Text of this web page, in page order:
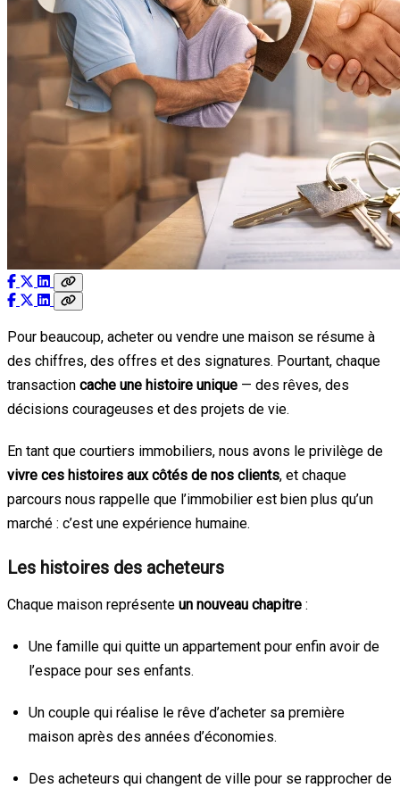
Pour beaucoup, acheter ou vendre une maison se résume à
des chiffres, des offres et des signatures. Pourtant, chaque
transaction cache une histoire unique — des rêves, des
décisions courageuses et des projets de vie.
En tant que courtiers immobiliers, nous avons le privilège de
vivre ces histoires aux côtés de nos clients, et chaque
parcours nous rappelle que l’immobilier est bien plus qu’un
marché : c’est une expérience humaine.
Les histoires des acheteurs
Chaque maison représente un nouveau chapitre :
Une famille qui quitte un appartement pour enfin avoir de
l’espace pour ses enfants.
Un couple qui réalise le rêve d’acheter sa première
maison après des années d’économies.
Des acheteurs qui changent de ville pour se rapprocher de